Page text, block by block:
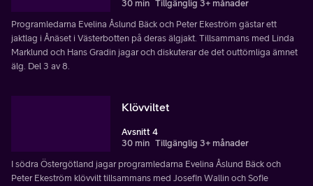
30 min Tillgänglig 3+ månader
Programledarna Evelina Åslund Bäck och Peter Ekeström gästar ett
jaktlag i Ånäset i Västerbotten på deras älgjakt. Tillsammans med Linda
Marklund och Hans Gradin jagar och diskuterar de det outtömliga ämnet
älg. Del 3 av 8.
Klövviltet
Avsnitt 4
30 min Tillgänglig 3+ månader
I södra Östergötland jagar programledarna Evelina Åslund Bäck och
Peter Ekeström klövvilt tillsammans med Josefin Wallin och Sofie